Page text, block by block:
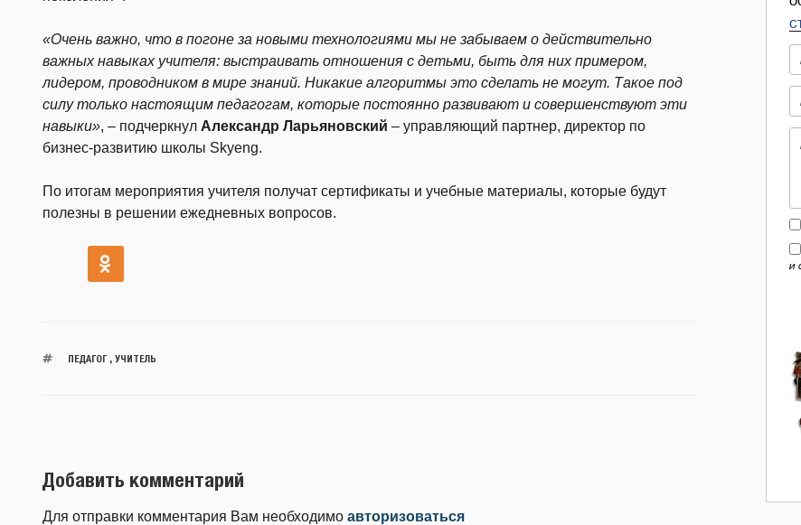
«Очень важно, что в погоне за новыми технологиями мы не забываем о действительно
важных навыках учителя: выстраивать отношения с детьми, быть для них примером,
лидером, проводником в мире знаний. Никакие алгоритмы это сделать не могут. Такое под
силу только настоящим педагогам, которые постоянно развивают и совершенствуют эти
навыки», – подчеркнул Александр Ларьяновский – управляющий партнер, директор по
бизнес-развитию школы Skyeng.
По итогам мероприятия учителя получат сертификаты и учебные материалы, которые будут
полезны в решении ежедневных вопросов.
ПЕДАГОГ, УЧИТЕЛЬ
Добавить комментарий
Для отправки комментария Вам необходимо авторизоваться
и